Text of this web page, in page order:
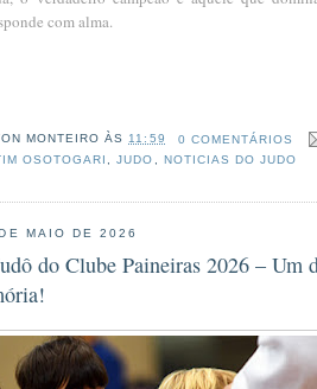
com alma.
MONTEIRO ÀS11:59
0 COMENTÁRIOS
OSOTOGARI ,JUDO , NOTICIAS DO JUDO
MAIO DE 2026
do Clube Paineiras 2026 – Um